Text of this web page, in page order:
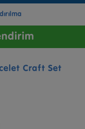
Craft Set